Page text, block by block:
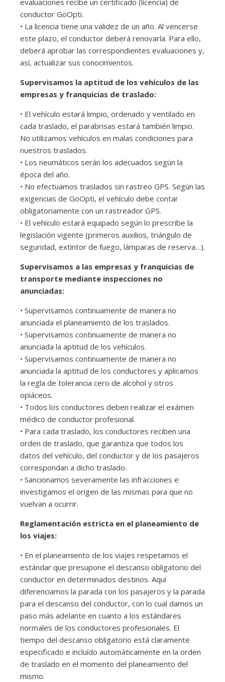
conductor GoOpti.
• La licencia tiene una validez de un año. Al vencerse
este plazo, el conductor deberá renovarla. Para ello,
deberá aprobar las correspondientes evaluaciones y,
así, actualizar sus conocimientos.
Supervisamos la aptitud de los vehículos de las
empresas y franquicias de traslado:
• El vehículo estará limpio, ordenado y ventilado en
cada traslado, el parabrisas estará también limpio.
No utilizamos vehículos en malas condiciones para
nuestros traslados.
• Los neumáticos serán los adecuados según la
época del año.
• No efectuamos traslados sin rastreo GPS. Según las
exigencias de GoOpti, el vehículo debe contar
obligatoriamente con un rastreador GPS.
• El vehículo estará equipado según lo prescribe la
legislación vigente (primeros auxilios, triángulo de
seguridad, extintor de fuego, lámparas de reserva…).
Supervisamos a las empresas y franquicias de
transporte mediante inspecciones no
anunciadas:
• Supervisamos continuamente de manera no
anunciada el planeamiento de los traslados.
• Supervisamos continuamente de manera no
anunciada la aptitud de los vehículos.
• Supervisamos continuamente de manera no
anunciada la aptitud de los conductores y aplicamos
la regla de tolerancia cero de alcohol y otros
opiáceos.
• Todos los conductores deben realizar el exámen
médico de conductor profesional.
• Para cada traslado, los conductores reciben una
orden de traslado, que garantiza que todos los
datos del vehículo, del conductor y de los pasajeros
correspondan a dicho traslado.
• Sancionamos severamente las infracciones e
investigamos el origen de las mismas para que no
vuelvan a ocurrir.
Reglamentación estricta en el planeamiento de
los viajes:
• En el planeamiento de los viajes respetamos el
estándar que presupone el descanso obligatorio del
conductor en determinados destinos. Aquí
diferenciamos la parada con los pasajeros y la parada
para el descanso del conductor, con lo cual damos un
paso más adelante en cuanto a los estándares
normales de los conductores profesionales. El
tiempo del descanso obligatorio está claramente
especificado e incluído automáticamente en la orden
de traslado en el momento del planeamiento del
mismo.